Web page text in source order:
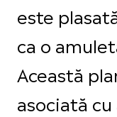
este
ca o
Această
asociată